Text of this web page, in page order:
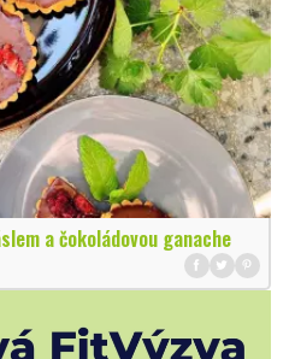
a čokoládovou ganache